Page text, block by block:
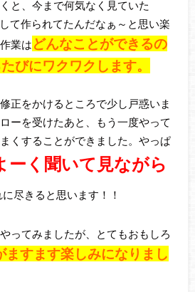
と、今まで何気なく見ていた
て作られてたんだなぁ～と思い楽
業は どんなことができるの
びにワクワクします。
正をかけるところで少し戸惑いま
ーを受けたあと、もう一度やって
くすることができました。やっぱ
ーく聞いて見ながら
に尽きると思います！！
ってみましたが、とてもおもしろ
ますます楽しみになりまし